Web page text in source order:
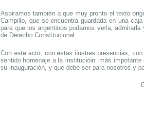
Aspiramos también a que muy pronto el texto
Campillo, que se encuentra guardada en una
para que los argentinos podamos verla,
de Derecho Constitucional.
Con este acto, con estas ilustres presencias,
sentido homenaje a la institucióin
más impotante
su inauguración, y que debe ser para nosotros y
Córdoba, 25 de